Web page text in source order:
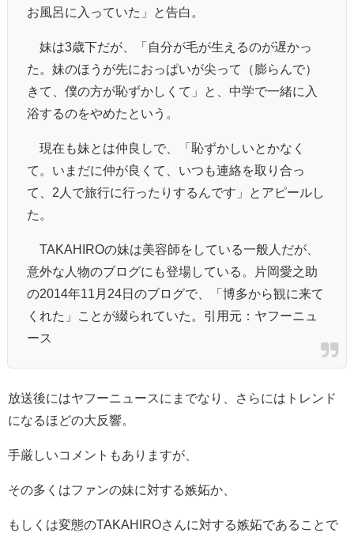
お風呂に入っていた」と告白。
妹は3歳下だが、「自分が毛が生えるのが遅かっ
た。妹のほうが先におっぱいが尖って（膨らんで）
きて、僕の方が恥ずかしくて」と、中学で一緒に入
浴するのをやめたという。
現在も妹とは仲良しで、「恥ずかしいとかなく
て。いまだに仲が良くて、いつも連絡を取り合っ
て、2人で旅行に行ったりするんです」とアピールし
た。
TAKAHIROの妹は美容師をしている一般人だが、
意外な人物のブログにも登場している。
片岡愛之助
の2014年11月24日のブログで、「博多から観に来て
くれた」ことが綴られていた。引用元：ヤフーニュ
ース
放送後にはヤフーニュースにまでなり、さらにはトレンド
になるほどの大反響。
手厳しいコメントもありますが、
その多くはファンの妹に対する嫉妬か、
もしくは変態のTAKAHIROさんに対する嫉妬であることで